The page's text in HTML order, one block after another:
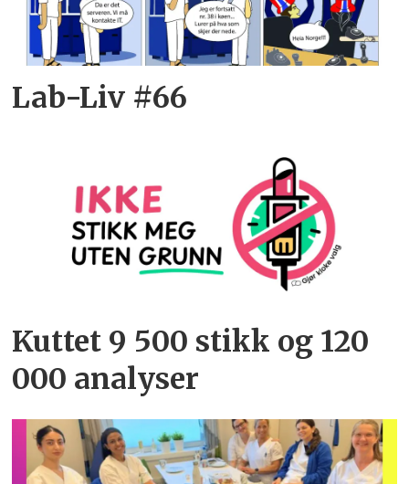
Lab-Liv #66
Kuttet 9 500 stikk og 120
000 analyser